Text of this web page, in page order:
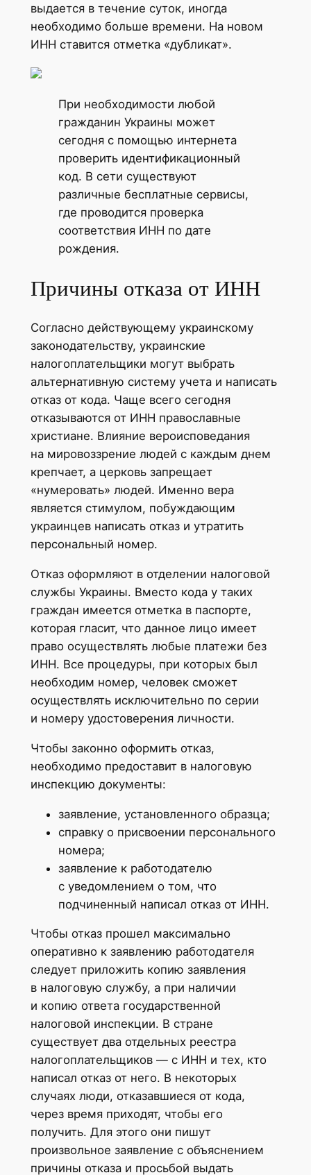
выдается в течение суток, иногда
необходимо больше времени. На новом
ИНН ставится отметка «дубликат».
При необходимости любой
гражданин Украины может
сегодня с помощью интернета
проверить идентификационный
код. В сети существуют
различные бесплатные сервисы,
где проводится проверка
соответствия ИНН по дате
рождения.
Причины отказа от ИНН
Согласно действующему украинскому
законодательству, украинские
налогоплательщики могут выбрать
альтернативную систему учета и написать
отказ от кода. Чаще всего сегодня
отказываются от ИНН православные
христиане. Влияние вероисповедания
на мировоззрение людей с каждым днем
крепчает, а церковь запрещает
«нумеровать» людей. Именно вера
является стимулом, побуждающим
украинцев написать отказ и утратить
персональный номер.
Отказ оформляют в отделении налоговой
службы Украины. Вместо кода у таких
граждан имеется отметка в паспорте,
которая гласит, что данное лицо имеет
право осуществлять любые платежи без
ИНН. Все процедуры, при которых был
необходим номер, человек сможет
осуществлять исключительно по серии
и номеру удостоверения личности.
Чтобы законно оформить отказ,
необходимо предоставит в налоговую
инспекцию документы:
заявление, установленного образца;
справку о присвоении персонального
номера;
заявление к работодателю
с уведомлением о том, что
подчиненный написал отказ от ИНН.
Чтобы отказ прошел максимально
оперативно к заявлению работодателя
следует приложить копию заявления
в налоговую службу, а при наличии
и копию ответа государственной
налоговой инспекции. В стране
существует два отдельных реестра
налогоплательщиков — с ИНН и тех, кто
написал отказ от него. В некоторых
случаях люди, отказавшиеся от кода,
через время приходят, чтобы его
получить. Для этого они пишут
произвольное заявление с объяснением
причины отказа и просьбой выдать